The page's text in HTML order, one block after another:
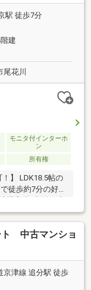
駅 徒歩7分
建
花川
モニタ付インターホ
ン
所有権
！】 LDK18.5帖の
徒歩約7分の好立
ト 中古マンショ
京津線 追分駅 徒歩